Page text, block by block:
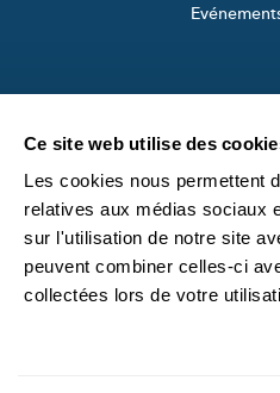
Ce site web utilise des
Les cookies nous permettent
relatives aux médias sociaux
sur l'utilisation de notre site
peuvent combiner celles-ci
collectées lors de votre